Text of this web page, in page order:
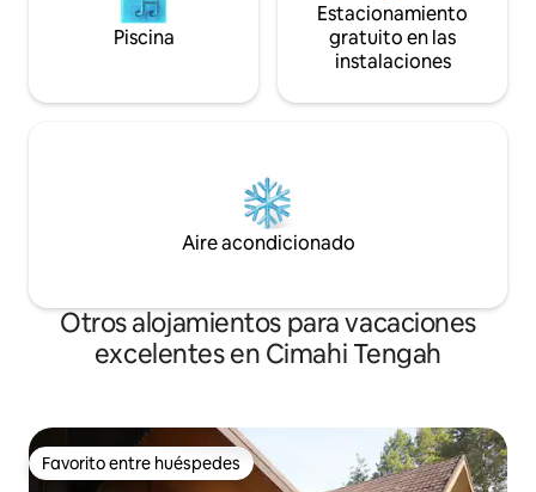
Piscina
Estacionamiento
gratuito en las
instalaciones
Aire acondicionado
Otros alojamientos para vacaciones
excelentes en Cimahi Tengah
Favorito entre huéspedes
Favorito entre huéspedes